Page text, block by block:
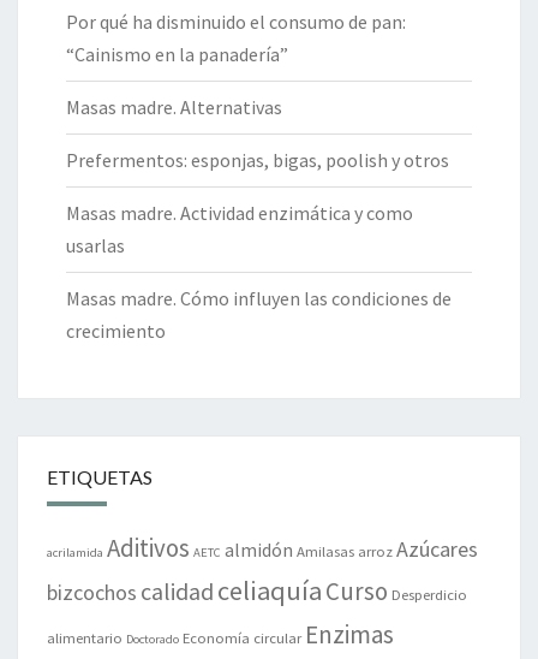
Por qué ha disminuido el consumo de pan:
“Cainismo en la panadería”
Masas madre. Alternativas
Prefermentos: esponjas, bigas, poolish y otros
Masas madre. Actividad enzimática y como
usarlas
Masas madre. Cómo influyen las condiciones de
crecimiento
ETIQUETAS
acrilamida Aditivos AETC almidón Amilasas arrozAzúcares
bizcochos calidad celiaquíaCurso Desperdicio
alimentario Doctorado Economía circular Enzimas